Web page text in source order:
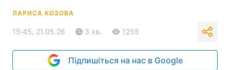
ЛАРИСА КОЗОВА
15:45, 21.05.26 3 хв. 1255
Підпишіться на нас в Google